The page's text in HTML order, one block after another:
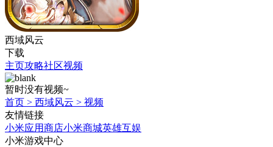
西域风云
下载
主页攻略社区视频
暂时没有视频~
首页 > 西域风云 > 视频
友情链接
小米应用商店小米商城英雄互娱
小米游戏中心